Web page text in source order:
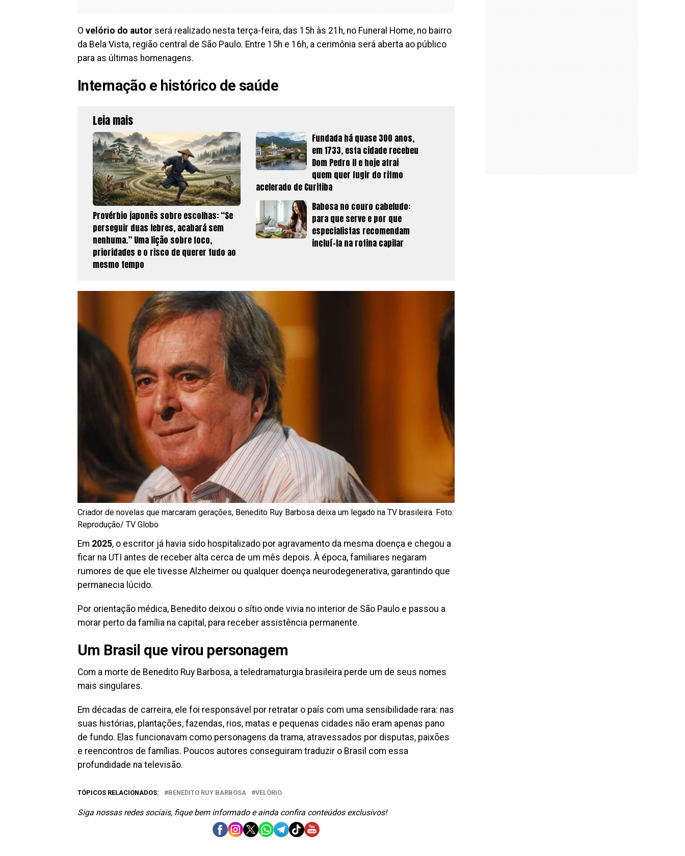
O velório do autor será realizado nesta terça-feira, das 15h às 21h, no Funeral Home, no bairro
da Bela Vista, região central de São Paulo. Entre 15h e 16h, a cerimônia será aberta ao público
para as últimas homenagens.
Internação e histórico de saúde
Leia mais
Provérbio japonês sobre escolhas: “Se
perseguir duas lebres, acabará sem
nenhuma.” Uma lição sobre foco,
prioridades e o risco de querer tudo ao
mesmo tempo
Fundada há quase 300 anos,
em 1733, esta cidade recebeu
Dom Pedro II e hoje atrai
quem quer fugir do ritmo
acelerado de Curitiba
Babosa no couro cabeludo:
para que serve e por que
especialistas recomendam
incluí-la na rotina capilar
Criador de novelas que marcaram gerações, Benedito Ruy Barbosa deixa um legado na TV brasileira. Foto:
Reprodução/ TV Globo
Em 2025, o escritor já havia sido hospitalizado por agravamento da mesma doença e chegou a
ficar na UTI antes de receber alta cerca de um mês depois. À época, familiares negaram
rumores de que ele tivesse Alzheimer ou qualquer doença neurodegenerativa, garantindo que
permanecia lúcido.
Por orientação médica, Benedito deixou o sítio onde vivia no interior de São Paulo e passou a
morar perto da família na capital, para receber assistência permanente.
Um Brasil que virou personagem
Com a morte de Benedito Ruy Barbosa, a teledramaturgia brasileira perde um de seus nomes
mais singulares.
Em décadas de carreira, ele foi responsável por retratar o país com uma sensibilidade rara: nas
suas histórias, plantações, fazendas, rios, matas e pequenas cidades não eram apenas pano
de fundo. Elas funcionavam como personagens da trama, atravessados por disputas, paixões
e reencontros de famílias. Poucos autores conseguiram traduzir o Brasil com essa
profundidade na televisão.
TÓPICOS RELACIONADOS: BENEDITO RUY BARBOSA VELÓRIO
Siga nossas redes sociais, fique bem informado e ainda confira conteúdos exclusivos!